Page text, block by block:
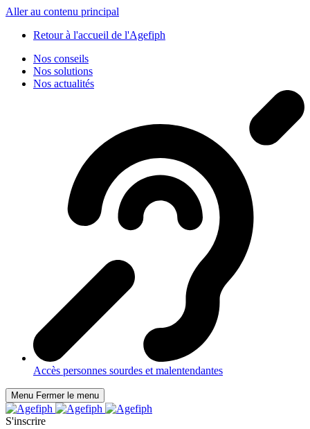
Aller au contenu principal
Retour à l'accueil de l'Agefiph
Nos conseils
Nos solutions
Nos actualités
Accès personnes sourdes et malentendantes
Menu Fermer le menu
S'inscrire
Panneau de gestion des cookies